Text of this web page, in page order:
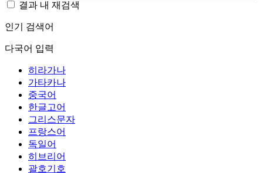
결과 내 재검색
인기 검색어
다국어 입력
히라가나
가타카나
중국어
한글고어
그리스문자
프랑스어
독일어
히브리어
괄호기호